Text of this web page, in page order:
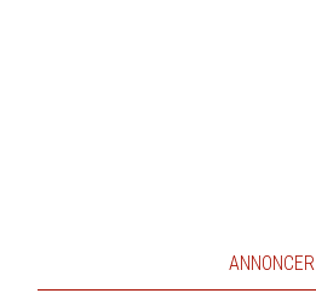
ANNONCER